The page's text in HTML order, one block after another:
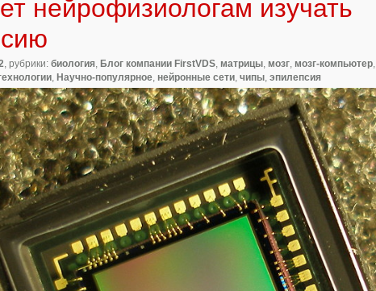
нейрофизиологам изучать
, рубрики: биология Блог компании FirstVDS матрицы мозг мозг-компьютер
Научно-популярное нейронные сети чипы эпилепсия